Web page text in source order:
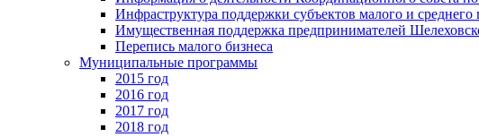
Инфраструктура поддержки субъектов малого и среднего
Имущественная поддержка предпринимателей
Перепись малого бизнеса
Муниципальные программы
2015 год
2016 год
2017 год
2018 год